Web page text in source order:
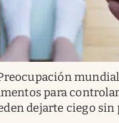
para
dejarte ciego sin